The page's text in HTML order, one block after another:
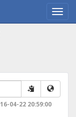
04-22 20:59:00